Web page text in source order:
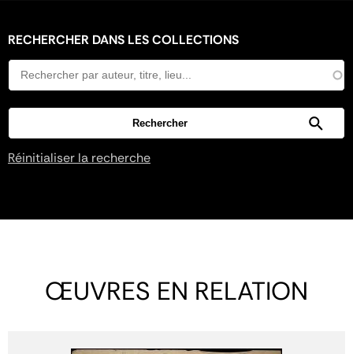
RECHERCHER DANS LES COLLECTIONS
Réinitialiser la recherche
ŒUVRES EN RELATION